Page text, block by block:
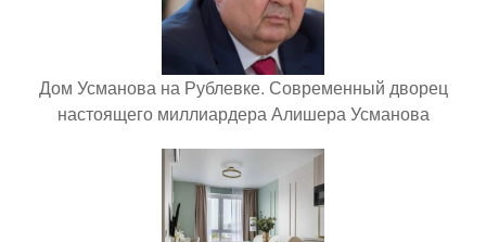
Дом Усманова на Рублевке. Современный дворец
настоящего миллиардера Алишера Усманова